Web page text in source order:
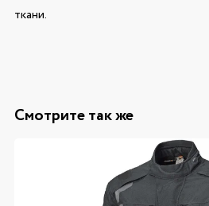
ткани.
Смотрите так же